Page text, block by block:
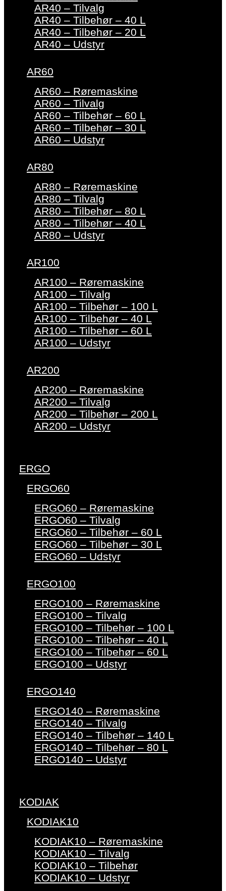
AR40 – Tilvalg
AR40 – Tilbehør – 40 L
AR40 – Tilbehør – 20 L
AR40 – Udstyr
AR60
AR60 – Røremaskine
AR60 – Tilvalg
AR60 – Tilbehør – 60 L
AR60 – Tilbehør – 30 L
AR60 – Udstyr
AR80
AR80 – Røremaskine
AR80 – Tilvalg
AR80 – Tilbehør – 80 L
AR80 – Tilbehør – 40 L
AR80 – Udstyr
AR100
AR100 – Røremaskine
AR100 – Tilvalg
AR100 – Tilbehør – 100 L
AR100 – Tilbehør – 40 L
AR100 – Tilbehør – 60 L
AR100 – Udstyr
AR200
AR200 – Røremaskine
AR200 – Tilvalg
AR200 – Tilbehør – 200 L
AR200 – Udstyr
ERGO
ERGO60
ERGO60 – Røremaskine
ERGO60 – Tilvalg
ERGO60 – Tilbehør – 60 L
ERGO60 – Tilbehør – 30 L
ERGO60 – Udstyr
ERGO100
ERGO100 – Røremaskine
ERGO100 – Tilvalg
ERGO100 – Tilbehør – 100 L
ERGO100 – Tilbehør – 40 L
ERGO100 – Tilbehør – 60 L
ERGO100 – Udstyr
ERGO140
ERGO140 – Røremaskine
ERGO140 – Tilvalg
ERGO140 – Tilbehør – 140 L
ERGO140 – Tilbehør – 80 L
ERGO140 – Udstyr
KODIAK
KODIAK10
KODIAK10 – Røremaskine
KODIAK10 – Tilvalg
KODIAK10 – Tilbehør
KODIAK10 – Udstyr